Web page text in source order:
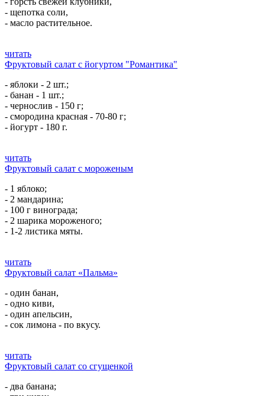
- щепотка соли,
- масло растительное.
читать
Фруктовый салат с йогуртом "Романтика"
- яблоки - 2 шт.;
- банан - 1 шт.;
- чернослив - 150 г;
- смородина красная - 70-80 г;
- йогурт - 180 г.
читать
Фруктовый салат с мороженым
- 1 яблоко;
- 2 мандарина;
- 100 г винограда;
- 2 шарика мороженого;
- 1-2 листика мяты.
читать
Фруктовый салат «Пальма»
- один банан,
- одно киви,
- один апельсин,
- сок лимона - по вкусу.
читать
Фруктовый салат со сгущенкой
- два банана;